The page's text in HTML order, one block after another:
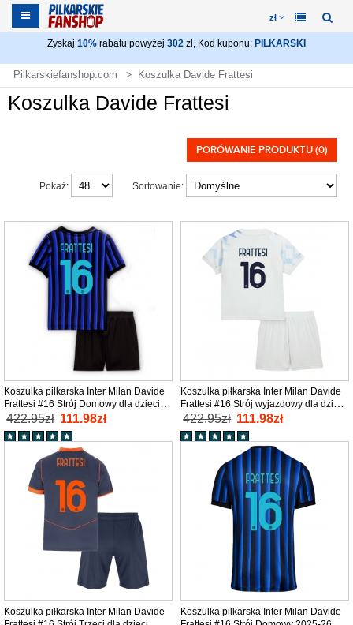
zł
Zyskaj 10% rabatu powyżej 302 zł, Kod kuponu: PILKARSKI
Pilkarskiefanshop.com Koszulka Davide Frattesi
Koszulka Davide Frattesi
PORÓWANIE PRODUKTU (0)
Sortowanie:
Pokaż:
Koszulka piłkarska Inter Milan Davide
Frattesi #16 Strój Domowy dla dzieci
2025-26 tanio Krótki Rękaw (+ Krótkie
spodenki)
422.95zł 111.98zł
Koszulka piłkarska Inter Milan Davide
Frattesi #16 Strój wyjazdowy dla dzieci
2025-26 tanio Krótki Rękaw (+ Krótkie
spodenki)
422.95zł 111.98zł
Koszulka piłkarska Inter Milan Davide
Koszulka piłkarska Inter Milan Davide